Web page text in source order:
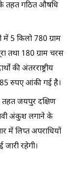
के तहत गठित औषधि
में 5 किलो 780 ग्राम
तथा 180 ग्राम चरस
की अंतरराष्ट्रीय
रुपए आंकी गई है।
तहत जयपुर दक्षिण
अंकुश लगाने के
में लिप्त अपराधियों
रहेगी।